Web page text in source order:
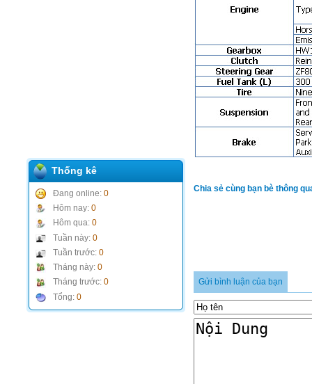
Thống kê
Đang online: 0
Hôm nay: 0
Hôm qua: 0
Tuần này: 0
Tuần trước: 0
Tháng này: 0
Tháng trước: 0
Tổng: 0
Chia sẻ cùng bạn bè thông
Gửi bình luận của bạn